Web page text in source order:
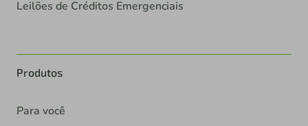
Leilões de Créditos Emergenciais
Produtos
Para você